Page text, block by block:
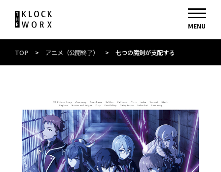
TOP > アニメ（公開終了） > 七つの魔剣が支配する